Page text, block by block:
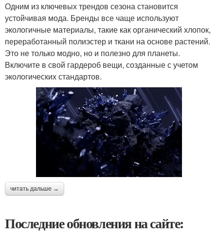
Одним из ключевых трендов сезона становится
устойчивая мода. Бренды все чаще используют
экологичные материалы, такие как органический хлопок,
переработанный полиэстер и ткани на основе растений.
Это не только модно, но и полезно для планеты.
Включите в свой гардероб вещи, созданные с учетом
экологических стандартов.
читать дальше →
Последние обновления на сайте: